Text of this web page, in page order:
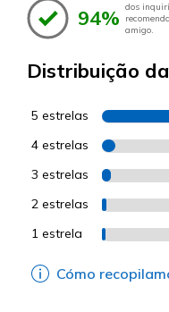
94% dos
amigo.
Distribuição
5 estrelas
4 estrelas
3 estrelas
2 estrelas
1 estrela
Cómo